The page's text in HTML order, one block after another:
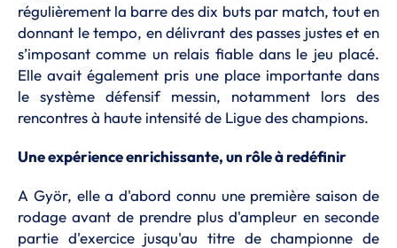
régulièrement la barre des dix buts par match, tout en
donnant le tempo, en délivrant des passes justes et en
s’imposant comme un relais fiable dans le jeu placé.
Elle avait également pris une place importante dans
le système défensif messin, notamment lors des
rencontres à haute intensité de Ligue des champions.
Une expérience enrichissante, un rôle à redéfinir
A Györ, elle a d'abord connu une première saison de
rodage avant de prendre plus d'ampleur en seconde
partie d'exercice jusqu'au titre de championne de